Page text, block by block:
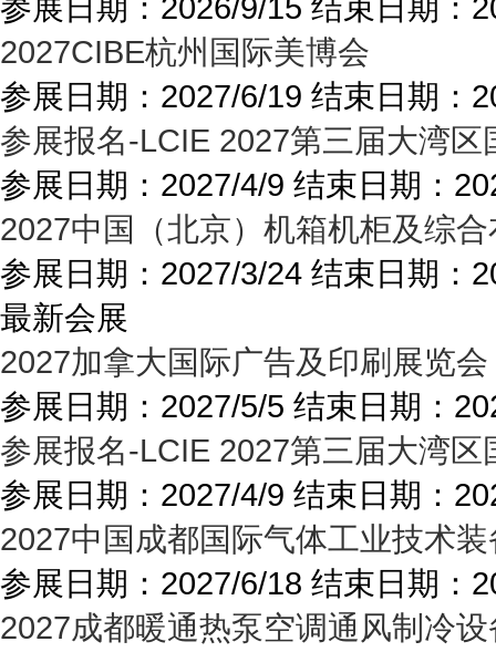
参展日期： 2026/9/15 结束日期：
2027CIBE杭州国际美博会
参展日期： 2027/6/19 结束日期：
参展报名-LCIE 2027第三届大湾
参展日期： 2027/4/9 结束日期：
2027中国（北京）机箱机柜及综
参展日期： 2027/3/24 结束日期：
最新会展
2027加拿大国际广告及印刷展览会
参展日期： 2027/5/5 结束日期：
参展报名-LCIE 2027第三届大湾
参展日期： 2027/4/9 结束日期：
2027中国成都国际气体工业技术
参展日期： 2027/6/18 结束日期：
2027成都暖通热泵空调通风制冷